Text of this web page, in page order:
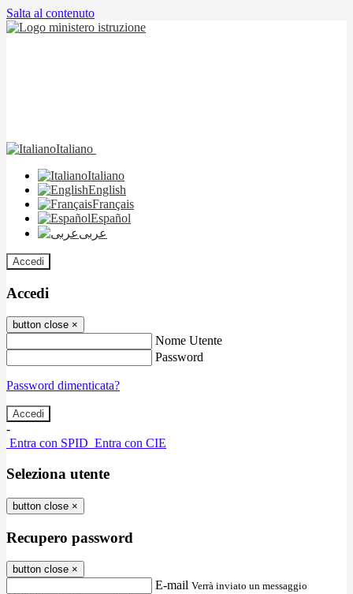
Salta al contenuto
Italiano
Italiano
English
Français
Español
عربى
Accedi
Accedi
button close ×
Nome Utente
Password
Password dimenticata?
-
Entra con SPID Entra con CIE
Seleziona utente
button close ×
Recupero password
button close ×
E-mail Verrà inviato un messaggio